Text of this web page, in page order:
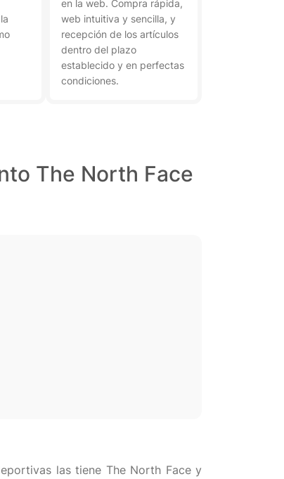
en la web. Compra rápida,
web intuitiva y sencilla, y
recepción de los artículos
dentro del plazo
establecido y en perfectas
condiciones.
The North Face
las tiene The North Face y